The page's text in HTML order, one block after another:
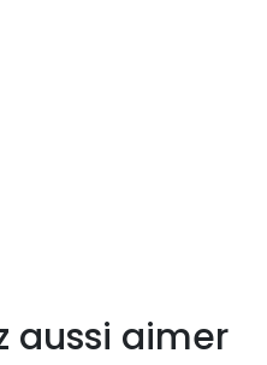
aussi aimer